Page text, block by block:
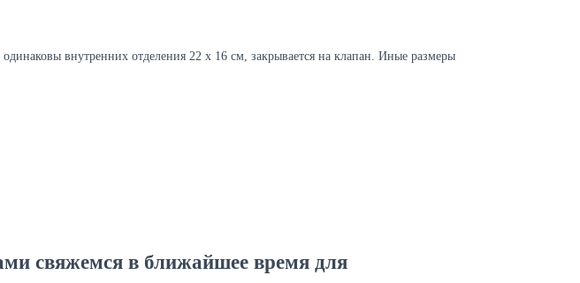
внутренних отделения 22 х 16 см, закрывается на клапан. Иные размеры
свяжемся в ближайшее время для